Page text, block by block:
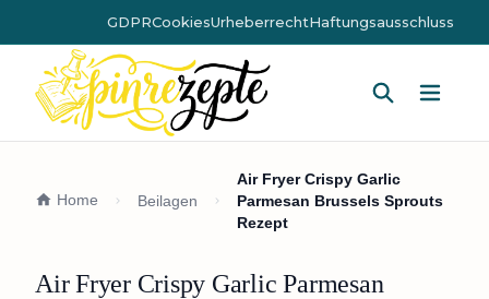
GDPRCookiesUrheberrechtHaftungsausschluss
Home Beilagen
Air Fryer Crispy Garlic
Parmesan Brussels Sprouts
Rezept
Air Fryer Crispy Garlic Parmesan